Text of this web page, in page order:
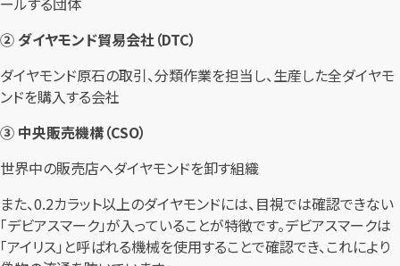
② ダイヤモンド貿易会社（DTC）
ダイヤモンド原石の取引、分類作業を担当し、生産した全ダイヤモ
ンドを購入する会社
③ 中央販売機構（CSO）
世界中の販売店へダイヤモンドを卸す組織
また、0.2カラット以上のダイヤモンドには、目視では確認できない
「デビアスマーク」が入っていることが特徴です。デビアスマークは
「アイリス」と呼ばれる機械を使用することで確認でき、これにより